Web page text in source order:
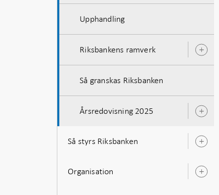
Upphandling
Riksbankens ramverk
Så granskas Riksbanken
Årsredovisning 2025
Så styrs Riksbanken
Organisation